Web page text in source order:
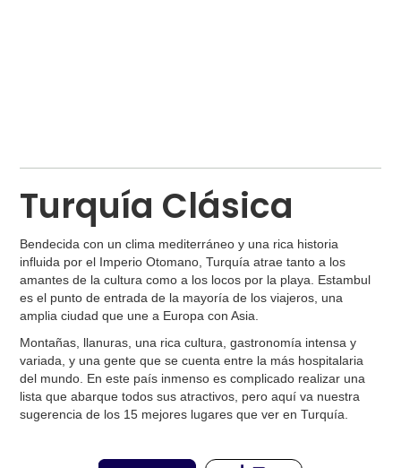
Turquía Clásica
Bendecida con un clima mediterráneo y una rica historia
influida por el Imperio Otomano, Turquía atrae tanto a los
amantes de la cultura como a los locos por la playa. Estambul
es el punto de entrada de la mayoría de los viajeros, una
amplia ciudad que une a Europa con Asia.
Montañas, llanuras, una rica cultura, gastronomía intensa y
variada, y una gente que se cuenta entre la más hospitalaria
del mundo. En este país inmenso es complicado realizar una
lista que abarque todos sus atractivos, pero aquí va nuestra
sugerencia de los 15 mejores lugares que ver en Turquía.